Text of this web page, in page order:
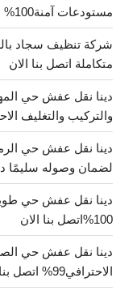
مستودعات آمنة100% اتصل الان
متكاملة اتصل بنا الان
والتركيب والتغليف
لضمان وصوله سليمًا
دينا نقل عفش حي
100%اتصل بنا الان
دينا نقل عفش حي
الاحترافي99% اتصل بنا الان